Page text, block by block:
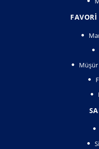
FAVORI
Müşür